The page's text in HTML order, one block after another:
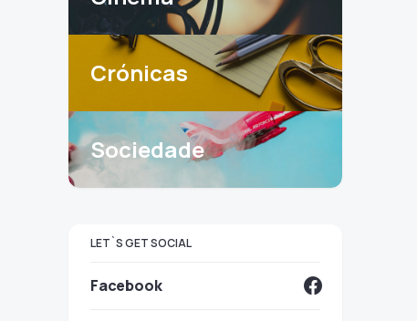
Crónicas
Sociedade
LET`S GET SOCIAL
Facebook